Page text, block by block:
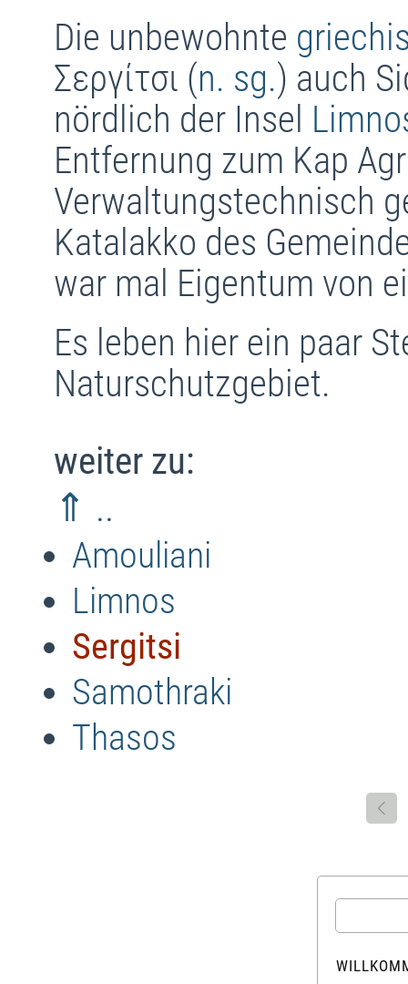
Die unbewohnte
Σεργίτσι (n. sg.) auch
nördlich der Insel
Entfernung zum Kap
Verwaltungstechnisch
Katalakko des
war mal Eigentum von
Es leben hier ein paar
Naturschutzgebiet.
weiter zu:
⇑ ..
Amouliani
Limnos
Sergitsi
Samothraki
Thasos